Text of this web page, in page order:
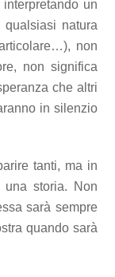
un
natura
non
non significa
che altri
in silenzio
tanti, ma in
una storia. Non
sarà sempre
quando sarà